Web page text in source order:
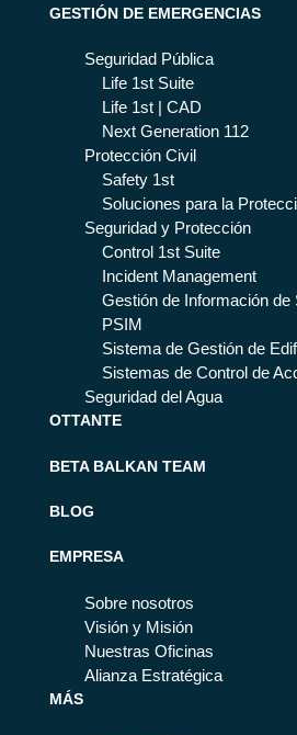
GESTIÓN DE EMERGENCIAS
Seguridad Pública
Life 1st Suite
Life 1st | CAD
Next Generation 112
Protección Civil
Safety 1st
Soluciones para la
Seguridad y Protección
Control 1st Suite
Incident Management
Gestión de Información de
PSIM
Sistema de Gestión de
Sistemas de Control de
Seguridad del Agua
OTTANTE
BETA BALKAN TEAM
BLOG
EMPRESA
Sobre nosotros
Visión y Misión
Nuestras Oficinas
Alianza Estratégica
MÁS